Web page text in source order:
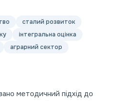
сталий розвиток
інтегральна оцінка
аграрний сектор
методичний підхід до